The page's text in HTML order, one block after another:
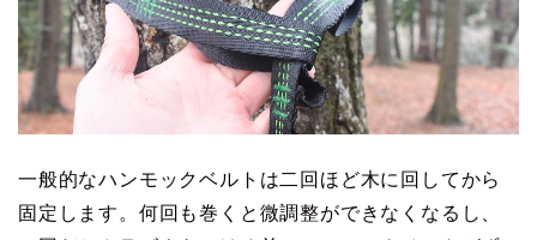
一般的なハンモックベルトは二回ほど木に回してから
固定します。何回も巻くと微調整ができなくなるし、